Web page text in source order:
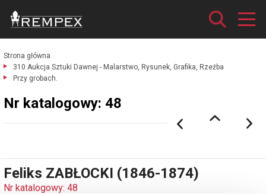
Strona główna
310 Aukcja Sztuki Dawnej - Malarstwo, Rysunek, Grafika, Rzeźba
Przy grobach.
Nr katalogowy: 48
Feliks ZABŁOCKI (1846-1874)
Nr katalogowy: 48